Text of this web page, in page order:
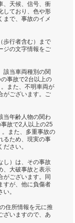
、天候、信号、衝
しており、色や形
まで、事故のイメ
歩行者含む）まで
ジの文字情報をご
該当車両種別の関
事故で2台以上の
また、不明車両が
がございます。ご
当年齢人物の関わ
故で2人以上の25
また、多重事故の
るため、現実の事
さい。
し）は、その事故
、大破事故と表示
がございます。同
すが、他に負傷者
。
住所情報を元に推
ざいますので、あ